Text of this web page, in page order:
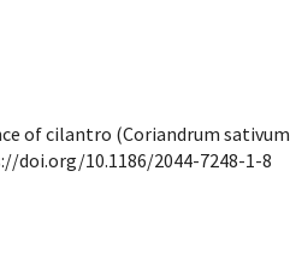
of cilantro (Coriandrum sativum
doi.org/10.1186/2044-7248-1-8